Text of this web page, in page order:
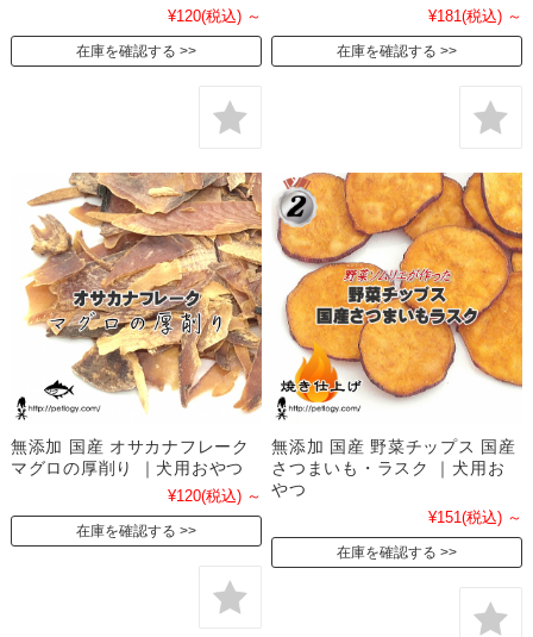
¥120(税込) ～
在庫を確認する
¥181(税込) ～
在庫を確認する
無添加 国産 オサカナフレーク
マグロの厚削り ｜犬用おやつ
¥120(税込) ～
在庫を確認する
無添加 国産 野菜チップス 国産
さつまいも・ラスク ｜犬用お
やつ
¥151(税込) ～
在庫を確認する